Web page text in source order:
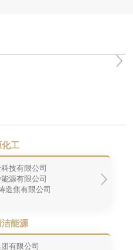
工
技有限公司
源有限公司
造焦有限公司
能源
有限公司